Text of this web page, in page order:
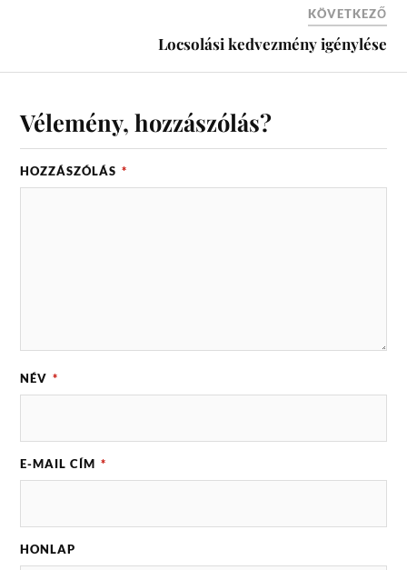
KÖVETKEZŐ
Locsolási kedvezmény igénylése
Vélemény, hozzászólás?
HOZZÁSZÓLÁS *
NÉV *
E-MAIL CÍM *
HONLAP